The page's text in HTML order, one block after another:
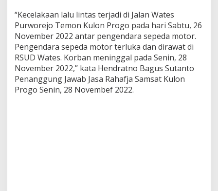
“Kecelakaan lalu lintas terjadi di Jalan Wates
Purworejo Temon Kulon Progo pada hari Sabtu, 26
November 2022 antar pengendara sepeda motor.
Pengendara sepeda motor terluka dan dirawat di
RSUD Wates. Korban meninggal pada Senin, 28
November 2022,” kata Hendratno Bagus Sutanto
Penanggung Jawab Jasa Rahafja Samsat Kulon
Progo Senin, 28 Novembef 2022.